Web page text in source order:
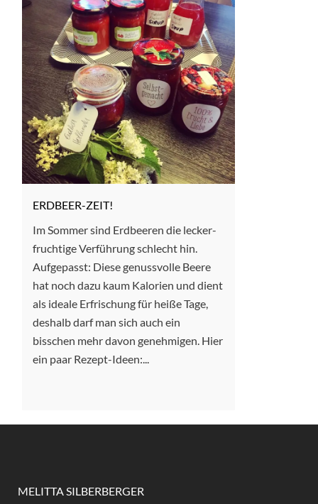
ERDBEER-ZEIT!
Im Sommer sind Erdbeeren die lecker-
fruchtige Verführung schlecht hin.
Aufgepasst: Diese genussvolle Beere
hat noch dazu kaum Kalorien und dient
als ideale Erfrischung für heiße Tage,
deshalb darf man sich auch ein
bisschen mehr davon genehmigen. Hier
ein paar Rezept-Ideen:...
MELITTA SILBERBERGER